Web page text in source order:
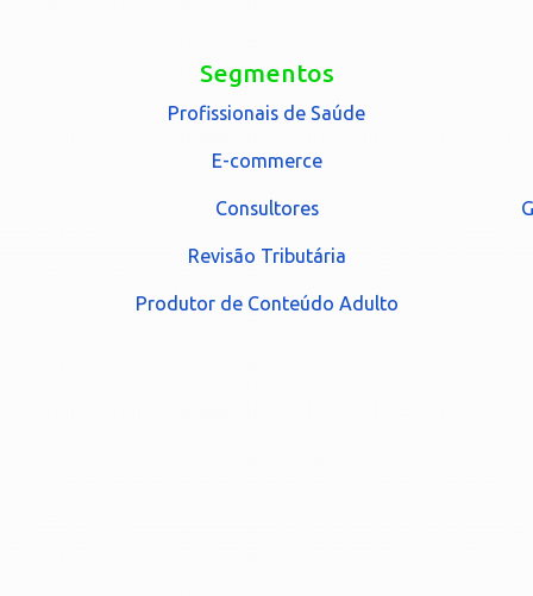
Segmentos
Profissionais de Saúde
E-commerce
Consultores
Revisão Tributária
Produtor de Conteúdo Adulto